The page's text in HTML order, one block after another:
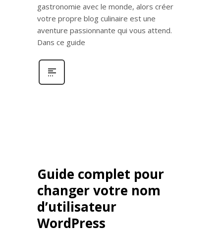
gastronomie avec le monde, alors créer
votre propre blog culinaire est une
aventure passionnante qui vous attend.
Dans ce guide
Guide complet pour
changer votre nom
d’utilisateur
WordPress